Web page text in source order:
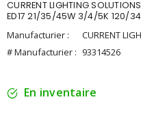
CURRENT LIGHTING
ED17 21/35/45W 3/4/5K 120/
Manufacturier :
CURRENT
# Manufacturier : 93314526
En inventaire